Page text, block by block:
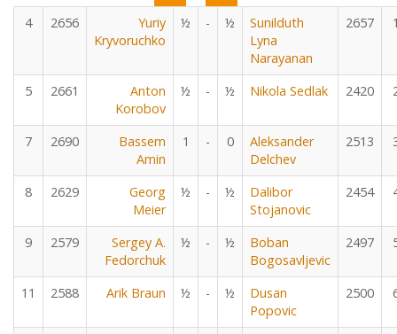
4
2656
Yuriy
Kryvoruchko
½ - ½
Sunilduth
Lyna
Narayanan
2657
5 2661
Anton
Korobov
½ - ½ Nikola Sedlak 2420
7 2690
Bassem
Amin
1 - 0
Aleksander
Delchev
2513
8 2629
Georg
Meier
½ - ½
Dalibor
Stojanovic
2454
9 2579
Sergey A.
Fedorchuk
½ - ½
Boban
Bogosavljevic
2497
11 2588 Arik Braun ½ - ½
Dusan
Popovic
2500